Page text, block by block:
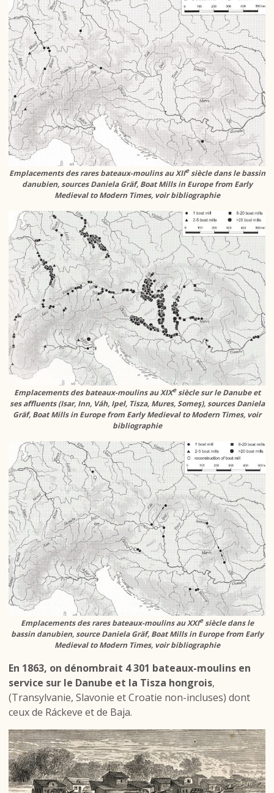
Emplacements des rares bateaux-moulins au XIIesiècle dans le bassin
danubien, sources Daniela Gräf, Boat Mills in Europe from Early
Medieval to Modern Times, voir bibliographie
Emplacements des bateaux-moulins au XIXesiècle sur le Danube et
ses affluents (Isar, Inn, Váh, Ipel, Tisza, Mures, Someş), sources Daniela
Gräf, Boat Mills in Europe from Early Medieval to Modern Times, voir
bibliographie
Emplacements des rares bateaux-moulins au XXIesiècle dans le
bassin danubien, source Daniela Gräf, Boat Mills in Europe from Early
Medieval to Modern Times, voir bibliographie
En 1863, on dénombrait 4 301 bateaux-moulins en
service sur le Danube et la Tisza hongrois,
(Transylvanie, Slavonie et Croatie non-incluses) dont
ceux de Ráckeve et de Baja.